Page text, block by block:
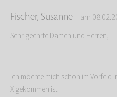
Fischer, Susanne am
Sehr geehrte Damen und Herren,
ich möchte mich schon im Vorfeld
X gekommen ist.